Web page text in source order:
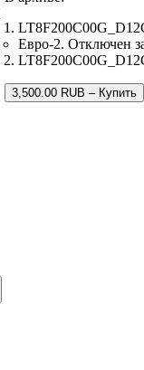
Евро-2. Отключен
3,500.00 RUB – Купить